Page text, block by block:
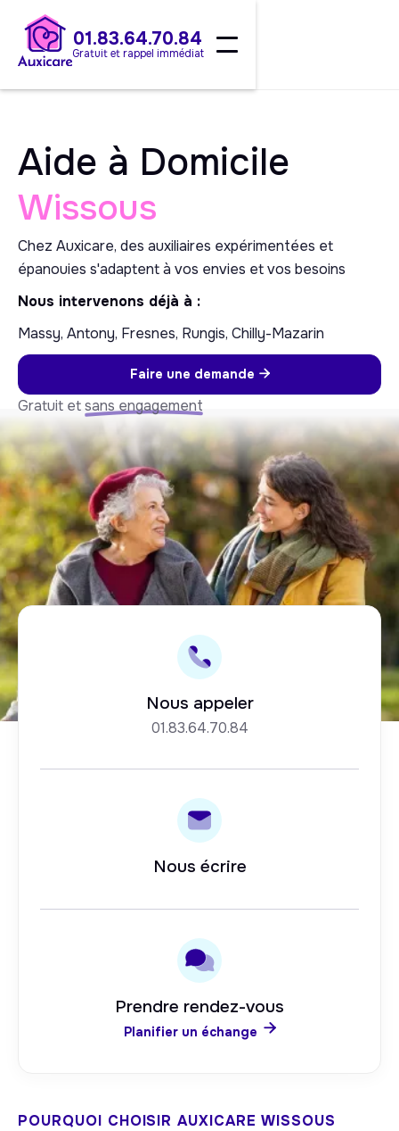
01.83.64.70.84
Gratuit et rappel immédiat
Aide à Domicile
Wissous
Chez Auxicare, des auxiliaires expérimentées et
épanouies s'adaptent à vos envies et vos besoins
Nous intervenons déjà à :
Massy, Antony, Fresnes, Rungis, Chilly-Mazarin
Faire une demande 
Gratuit etsans engagement
Nous appeler
01.83.64.70.84
Nous écrire
Prendre rendez-vous
Planifier un échange 
POURQUOI CHOISIR AUXICARE WISSOUS